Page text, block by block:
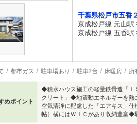
千葉県松戸市五香２
京成松戸線 元山駅
京成松戸線 五香駅
都市ガス 駐車場あり 駐車2台 床暖房 所
めポイント
◆積水ハウス施工の軽量鉄骨造「
クリート」◆地震動エネルギーを熱
空気清浄に配慮した「エアキス」
帖）横にはＷＩＣがあり収納豊富◆